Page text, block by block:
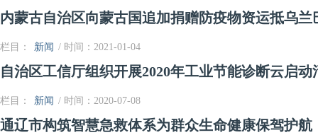
内蒙古自治区向蒙古国追加捐赠防疫物资运抵乌兰
栏目： 新闻 / 时间：2021-01-04
自治区工信厅组织开展2020年工业节能诊断云启动
栏目： 新闻 / 时间：2020-07-08
通辽市构筑智慧急救体系为群众生命健康保驾护航